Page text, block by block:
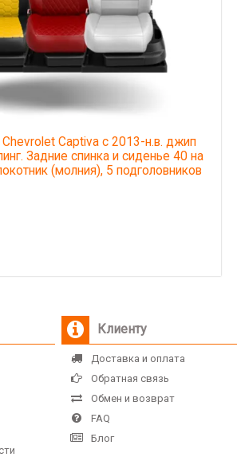
Captiva с 2013-н.в. джип
Задние спинка и сиденье 40 на
(молния), 5 подголовников
Клиенту
Доставка и оплата
Обратная связь
Обмен и возврат
FAQ
Блог